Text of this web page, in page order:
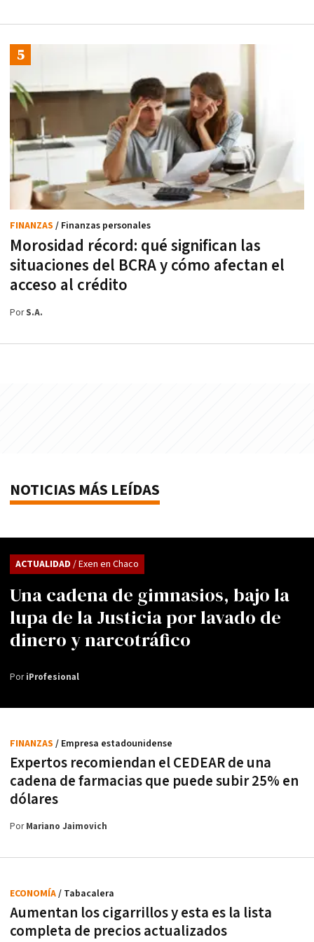
Morosidad récord: qué significan las
situaciones del BCRA y cómo afectan el
acceso al crédito
FINANZAS / Finanzas personales
PorS.A.
NOTICIAS MÁS LEÍDAS
Una cadena de gimnasios, bajo la
lupa de la Justicia por lavado de
dinero y narcotráfico
ACTUALIDAD / Exen en Chaco
PoriProfesional
Expertos recomiendan el CEDEAR de una
cadena de farmacias que puede subir 25% en
dólares
FINANZAS / Empresa estadounidense
PorMariano Jaimovich
Aumentan los cigarrillos y esta es la lista
completa de precios actualizados
ECONOMÍA/ Tabacalera